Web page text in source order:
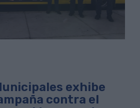
exhibe
contra el